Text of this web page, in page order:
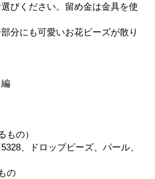
びください。留め金は金具を使
分にも可愛いお花ビーズが散り
。
もの）
、ドロップビーズ、パール、
の